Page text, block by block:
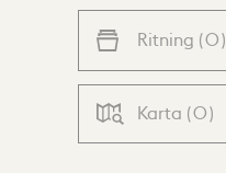
Ritning (0)
Karta (0)